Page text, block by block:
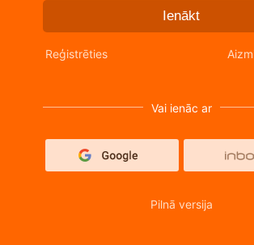
Ienākt
Reģistrēties
Vai ienāc ar
Pilnā versija